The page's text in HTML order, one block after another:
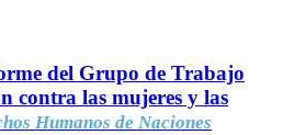
del Grupo de Trabajo
contra las mujeres y las
Humanos de Naciones